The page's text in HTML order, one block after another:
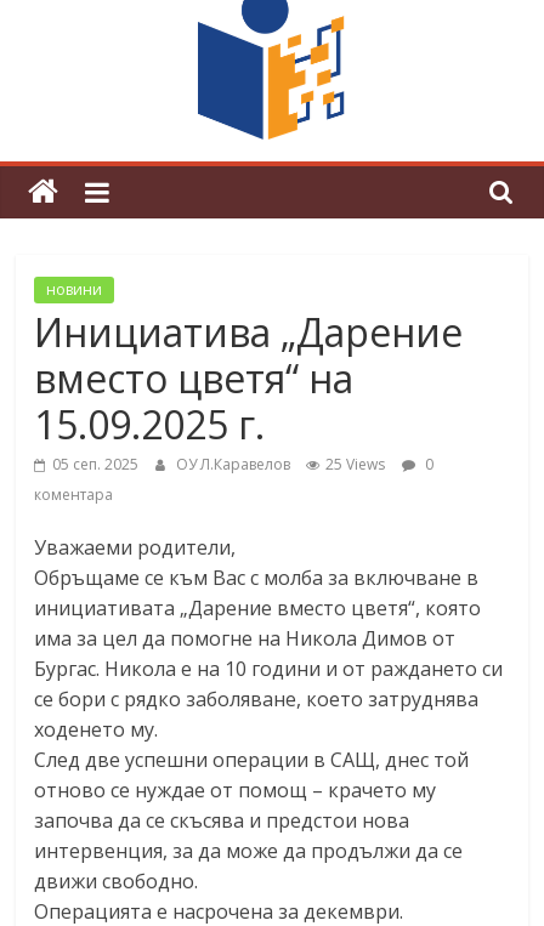
Магията на Андерсен оживя в ОУ
„Любен Каравелов“
новини
Инициатива „Дарение
вместо цветя“ на
15.09.2025 г.
05 сеп. 2025 ОУ Л.Каравелов 25 Views
0
коментара
Уважаеми родители,
Обръщаме се към Вас с молба за включване в
инициативата „Дарение вместо цветя“, която
има за цел да помогне на Никола Димов от
Бургас. Никола е на 10 години и от раждането си
се бори с рядко заболяване, което затруднява
ходенето му.
След две успешни операции в САЩ, днес той
отново се нуждае от помощ – крачето му
започва да се скъсява и предстои нова
интервенция, за да може да продължи да се
движи свободно.
Операцията е насрочена за декември.